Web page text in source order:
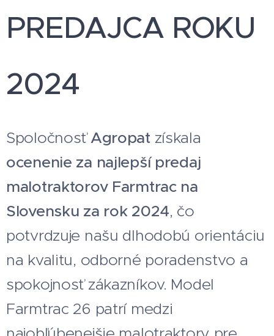
PREDAJCA ROKU
2024
SpoločnosťAgropatzískala
ocenenie za najlepší predaj
malotraktorov Farmtrac na
Slovensku za rok 2024, čo
potvrdzuje našu dlhodobú orientáciu
na kvalitu, odborné poradenstvo a
spokojnosť zákazníkov. Model
Farmtrac 26 patrí medzi